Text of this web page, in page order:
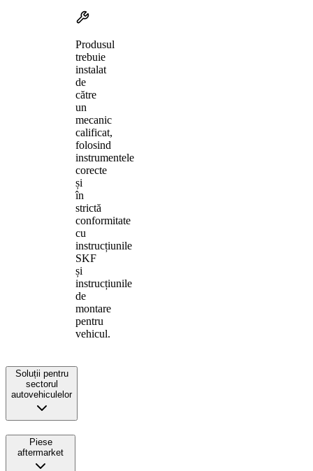
Produsul
trebuie
instalat
de
către
un
mecanic
calificat,
folosind
instrumentele
corecte
și
în
strictă
conformitate
cu
instrucțiunile
SKF
și
instrucțiunile
de
montare
pentru
vehicul.
Soluții pentru
sectorul
autovehiculelor
Piese
aftermarket